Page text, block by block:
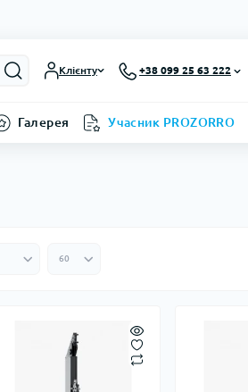
Клієнту +38 099 25 63 222
Галерея Учасник PROZORRO